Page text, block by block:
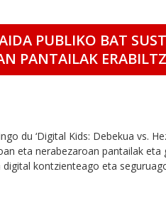
PUBLIKO BAT
PANTAILAK
du ‘Digital Kids: Debekua vs.
eta nerabezaroan pantailak eta
kontzienteago eta